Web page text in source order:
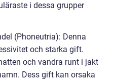
i dessa grupper
(Phoneutria): Denna
och starka gift.
och vandra runt i jakt
Dess gift kan orsaka